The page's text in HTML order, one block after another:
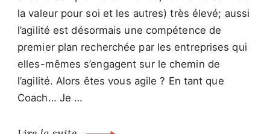
la valeur pour soi et les autres) très élevé; aussi
l’agilité est désormais une compétence de
premier plan recherchée par les entreprises qui
elles-mêmes s’engagent sur le chemin de
l’agilité. Alors êtes vous agile ? En tant que
Coach… Je …